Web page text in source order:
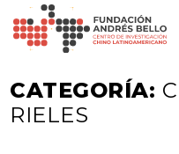
CATEGORÍA:
RIELES